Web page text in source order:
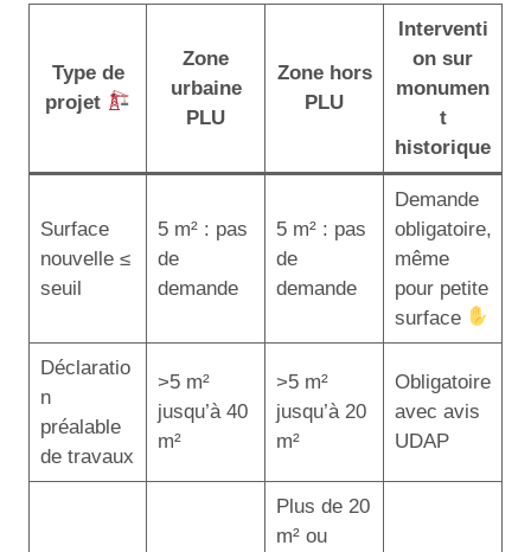
Type de
projet
Zone
urbaine
PLU
Zone hors
PLU
Interventi
on sur
monumen
t
historique
Surface
nouvelle ≤
seuil
5 m² : pas
de
demande
5 m² : pas
de
demande
Demande
obligatoire,
même
pour petite
surface
Déclaratio
n
préalable
de travaux
>5 m²
jusqu’à 40
m²
>5 m²
jusqu’à 20
m²
Obligatoire
avec avis
UDAP
Plus de 20
m² ou